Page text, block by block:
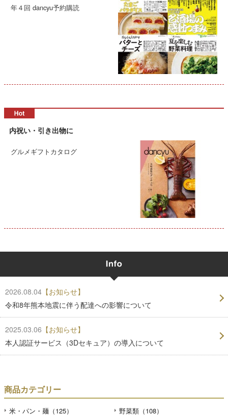
年４回 dancyu予約購読
内祝い・引き出物に
グルメギフトカタログ
2026.08.04 【お知らせ】
令和8年熊本地震に伴う配達への影響について
2025.03.06 【お知らせ】
本人認証サービス（3Dセキュア）の導入について
商品カテゴリー
米・パン・麺（125） 野菜類（108）